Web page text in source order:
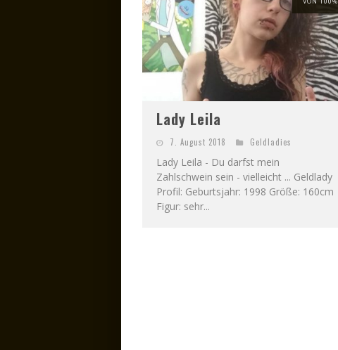
Lady Leila
7. August 2018 Geldladies
Lady Leila - Du darfst mein
Zahlschwein sein - vielleicht ... Geldlady
Profil: Geburtsjahr: 1998 Größe: 160cm
Figur: sehr...